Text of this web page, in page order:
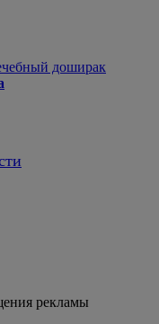
доширак
рекламы